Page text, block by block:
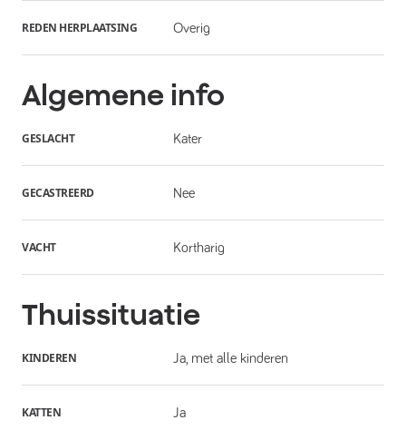
REDEN HERPLAATSING Overig
Algemene info
GESLACHT Kater
GECASTREERD Nee
VACHT Kortharig
Thuissituatie
KINDEREN Ja, met alle kinderen
KATTEN Ja